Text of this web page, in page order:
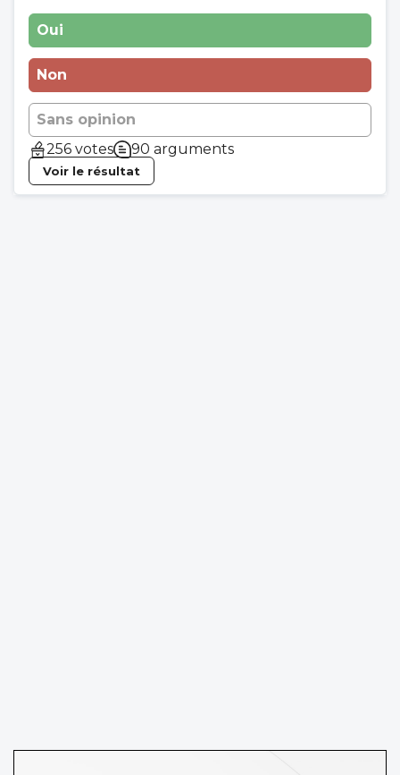
Oui
Non
Sans opinion
256 votes
90 arguments
Voir le résultat